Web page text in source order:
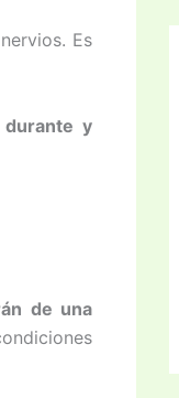
Es
y
de una